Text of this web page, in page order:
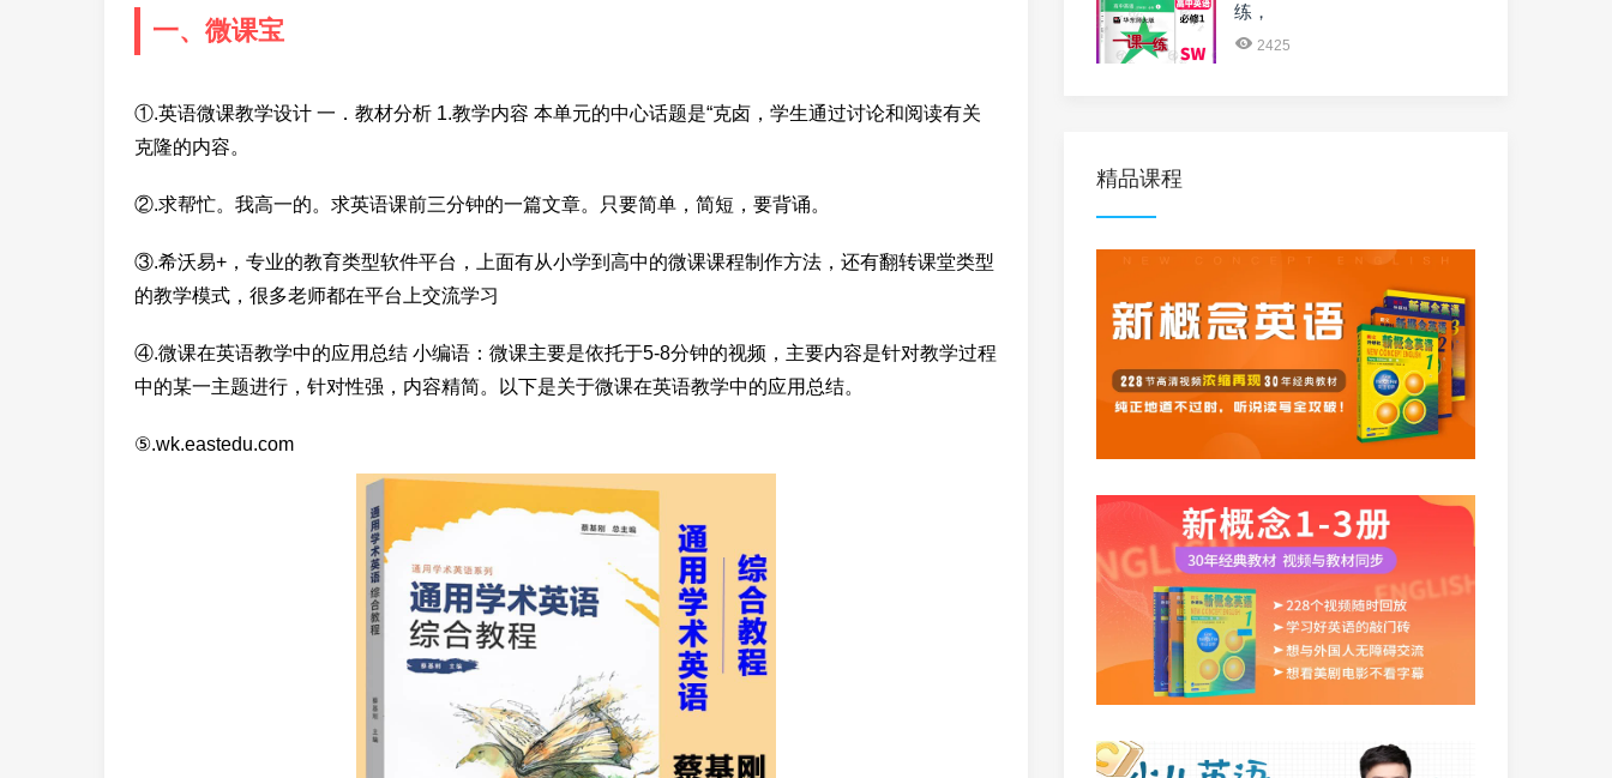
一、微课宝
①.英语微课教学设计 一．教材分析 1.教学内容 本单元的中心话题是“克卤，学生通过讨论和阅读有关
克隆的内容。
②.求帮忙。我高一的。求英语课前三分钟的一篇文章。只要简单，简短，要背诵。
③.希沃易+，专业的教育类型软件平台，上面有从小学到高中的微课课程制作方法，还有翻转课堂类型
的教学模式，很多老师都在平台上交流学习
④.微课在英语教学中的应用总结 小编语：微课主要是依托于5-8分钟的视频，主要内容是针对教学过程
中的某一主题进行，针对性强，内容精简。以下是关于微课在英语教学中的应用总结。
⑤.wk.eastedu.com
练，
2425
精品课程